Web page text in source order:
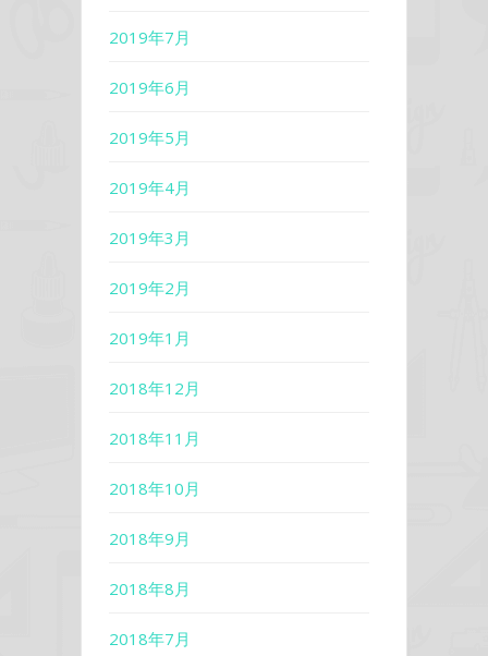
2019年7月
2019年6月
2019年5月
2019年4月
2019年3月
2019年2月
2019年1月
2018年12月
2018年11月
2018年10月
2018年9月
2018年8月
2018年7月